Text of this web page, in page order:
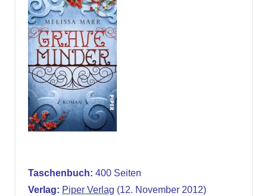
Taschenbuch: 400 Seiten
Verlag: Piper Verlag (12. November 2012)